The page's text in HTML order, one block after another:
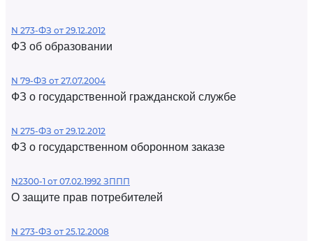
N 273-ФЗ от 29.12.2012
ФЗ об образовании
N 79-ФЗ от 27.07.2004
ФЗ о государственной гражданской службе
N 275-ФЗ от 29.12.2012
ФЗ о государственном оборонном заказе
N2300-1 от 07.02.1992 ЗППП
О защите прав потребителей
N 273-ФЗ от 25.12.2008